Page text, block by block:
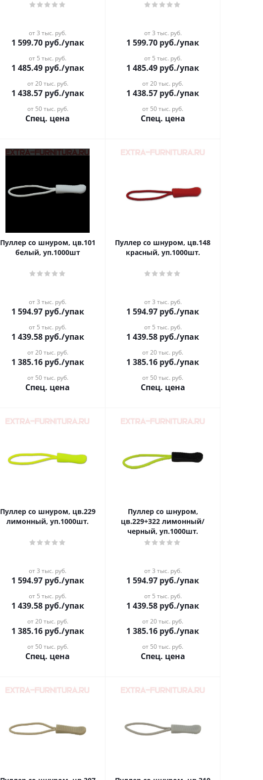
от 3 тыс. руб.
1 599.70руб./упак
от 5 тыс. руб.
1 485.49руб./упак
от 20 тыс. руб.
1 438.57руб./упак
от 50 тыс. руб.
Спец. цена
от 3 тыс. руб.
1 599.70 руб./упак
от 5 тыс. руб.
1 485.49 руб./упак
от 20 тыс. руб.
1 438.57 руб./упак
от 50 тыс. руб.
Спец. цена
Пуллер со шнуром, цв.101
белый, уп.1000шт
от 3 тыс. руб.
1 594.97руб./упак
от 5 тыс. руб.
1 439.58руб./упак
от 20 тыс. руб.
1 385.16руб./упак
от 50 тыс. руб.
Спец. цена
Пуллер со шнуром, цв.148
красный, уп.1000шт.
от 3 тыс. руб.
1 594.97 руб./упак
от 5 тыс. руб.
1 439.58 руб./упак
от 20 тыс. руб.
1 385.16 руб./упак
от 50 тыс. руб.
Спец. цена
Пуллер со шнуром, цв.229
лимонный, уп.1000шт.
от 3 тыс. руб.
1 594.97руб./упак
от 5 тыс. руб.
1 439.58руб./упак
от 20 тыс. руб.
1 385.16руб./упак
от 50 тыс. руб.
Спец. цена
Пуллер со шнуром,
цв.229+322 лимонный/
черный, уп.1000шт.
от 3 тыс. руб.
1 594.97 руб./упак
от 5 тыс. руб.
1 439.58 руб./упак
от 20 тыс. руб.
1 385.16 руб./упак
от 50 тыс. руб.
Спец. цена